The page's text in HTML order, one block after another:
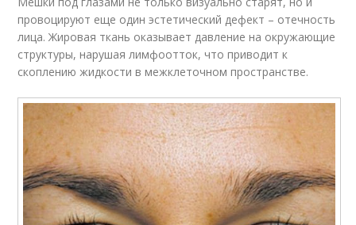
провоцируют еще один эстетический дефект – отечность
лица. Жировая ткань оказывает давление на окружающие
структуры, нарушая лимфоотток, что приводит к
скоплению жидкости в межклеточном пространстве.